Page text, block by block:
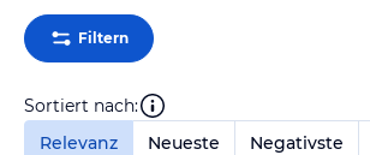
Filtern
Sortiert nach:
Relevanz
Neueste Negativste